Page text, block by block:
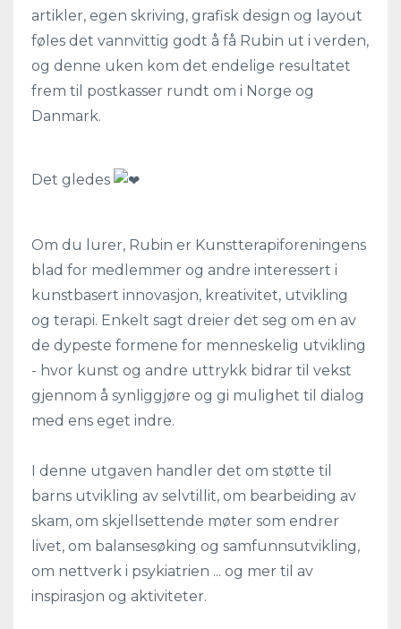
artikler, egen skriving, grafisk design og layout
føles det vannvittig godt å få Rubin ut i verden,
og denne uken kom det endelige resultatet
frem til postkasser rundt om i Norge og
Danmark.
Det gledes
Om du lurer, Rubin er Kunstterapiforeningens
blad for medlemmer og andre interessert i
kunstbasert innovasjon, kreativitet, utvikling
og terapi. Enkelt sagt dreier det seg om en av
de dypeste formene for menneskelig utvikling
- hvor kunst og andre uttrykk bidrar til vekst
gjennom å synliggjøre og gi mulighet til dialog
med ens eget indre.
I denne utgaven handler det om støtte til
barns utvikling av selvtillit, om bearbeiding av
skam, om skjellsettende møter som endrer
livet, om balansesøking og samfunnsutvikling,
om nettverk i psykiatrien ... og mer til av
inspirasjon og aktiviteter.